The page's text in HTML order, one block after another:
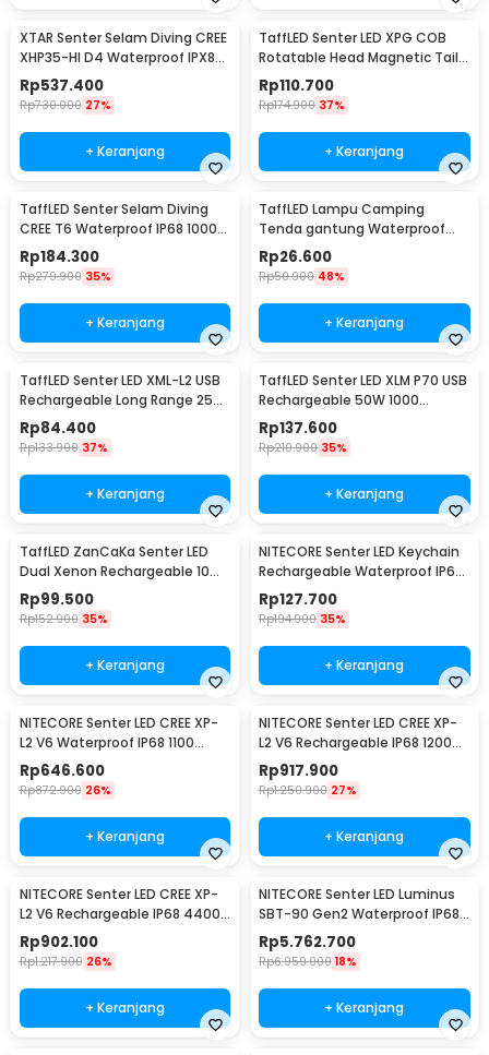
XTAR Senter Selam Diving CREE
XHP35-HI D4 Waterproof IPX8
1600 Lumens - D26 1600S
Rp537.400
Rp730.000 27%
+ Keranjang
TaffLED Senter LED XPG COB
Rotatable Head Magnetic Tail
10000 Lumens - 3189A
Rp110.700
Rp174.900 37%
+ Keranjang
TaffLED Senter Selam Diving
CREE T6 Waterproof IP68 10000
Lumens - TG-S151
Rp184.300
Rp279.900 35%
+ Keranjang
TaffLED Lampu Camping
Tenda gantung Waterproof
Emergency 120 Lumens - G198
Rp26.600
Rp50.900 48%
+ Keranjang
TaffLED Senter LED XML-L2 USB
Rechargeable Long Range 25W
1000 Lumens Without Battery
- XML-L2
Rp84.400
Rp133.900 37%
+ Keranjang
TaffLED Senter LED XLM P70 USB
Rechargeable 50W 1000
Lumens with 26650 Battery -
XLM-P70
Rp137.600
Rp210.900 35%
+ Keranjang
TaffLED ZanCaKa Senter LED
Dual Xenon Rechargeable 10W
13500 Lumens - Q3
Rp99.500
Rp152.900 35%
+ Keranjang
NITECORE Senter LED Keychain
Rechargeable Waterproof IP65
55 Lumens - Tube V2.0
Rp127.700
Rp194.900 35%
+ Keranjang
NITECORE Senter LED CREE XP-
L2 V6 Waterproof IP68 1100
Lumens - P10 V2
Rp646.600
Rp872.900 26%
+ Keranjang
NITECORE Senter LED CREE XP-
L2 V6 Rechargeable IP68 1200
Lumens - MH12 V2
Rp917.900
Rp1.250.900 27%
+ Keranjang
NITECORE Senter LED CREE XP-
L2 V6 Rechargeable IP68 4400
Lumens - E4K
Rp902.100
Rp1.217.900 26%
+ Keranjang
NITECORE Senter LED Luminus
SBT-90 Gen2 Waterproof IP68
5200 Lumens - TM39
Rp5.762.700
Rp6.959.000 18%
+ Keranjang